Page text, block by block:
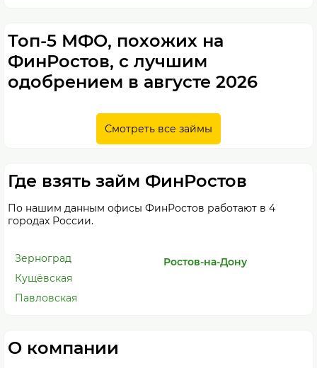
Топ-5 МФО, похожих на
ФинРостов, с лучшим
одобрением в августе 2026
Смотреть все займы
Где взять займ ФинРостов
По нашим данным офисы ФинРостов работают в 4
городах России.
Зерноград
Кущёвская
Павловская
Ростов-на-Дону
О компании